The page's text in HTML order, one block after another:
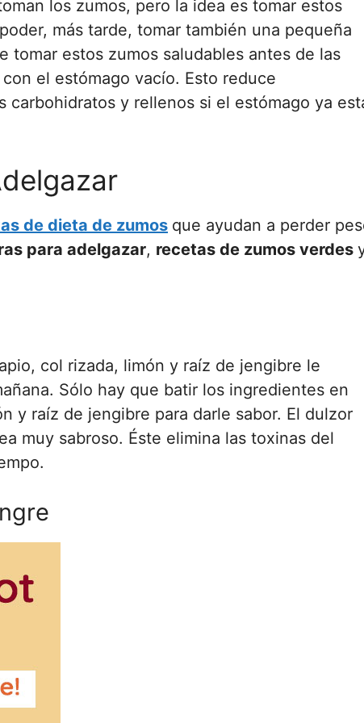
los zumos, pero la idea es tomar estos
más tarde, tomar también una pequeña
tomar estos zumos saludables antes de las
el estómago vacío. Esto reduce
y rellenos si el estómago ya
de dieta de zumos que ayudan a perder
para adelgazar, recetas de zumos verdes
col rizada, limón y raíz de jengibre le
Sólo hay que batir los ingredientes en
y raíz de jengibre para darle sabor. El dulzor
muy sabroso. Éste elimina las toxinas del